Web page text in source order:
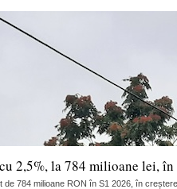
2,5%, la 784 milioane lei,
784 milioane RON în S1 2026, în